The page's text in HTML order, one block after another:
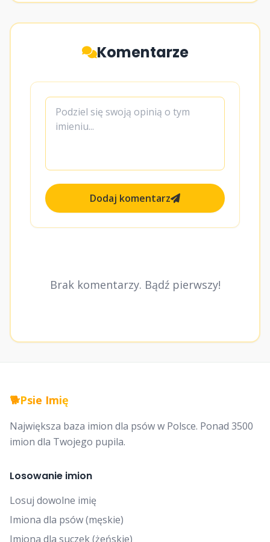
Komentarze
Dodaj komentarz
Brak komentarzy. Bądź pierwszy!
🐕Psie Imię
Największa baza imion dla psów w Polsce. Ponad 3500
imion dla Twojego pupila.
Losowanie imion
Losuj dowolne imię
Imiona dla psów (męskie)
Imiona dla suczek (żeńskie)